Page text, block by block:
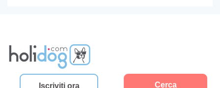
Iscriviti ora Cerca